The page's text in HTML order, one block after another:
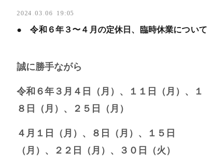
2024 . 03 . 06 19:05
● 令和６年３〜４月の定休日、臨時休業について
誠に勝手ながら
令和６年３月４日（月）、１１日（月）、１
８日（月）、２５日（月）
４月１日（月）、８日（月）、１５日
（月）、２２日（月）、３０日（火）